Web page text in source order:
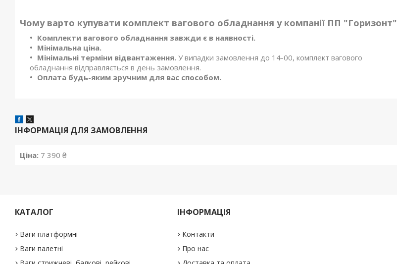
Чому варто купувати комплект вагового обладнання у компанії ПП "Горизонт"
Комплекти вагового обладнання завжди є в наявності.
Мінімальна ціна.
Мінімальні терміни відвантаження. У випадки замовлення до 14-00, комплект вагового
обладнання відправляється в день замовлення.
Оплата будь-яким зручним для вас способом.
ІНФОРМАЦІЯ ДЛЯ ЗАМОВЛЕННЯ
Ціна: 7 390 ₴
КАТАЛОГ
Ваги платформні
Ваги палетні
ІНФОРМАЦІЯ
Контакти
Про нас